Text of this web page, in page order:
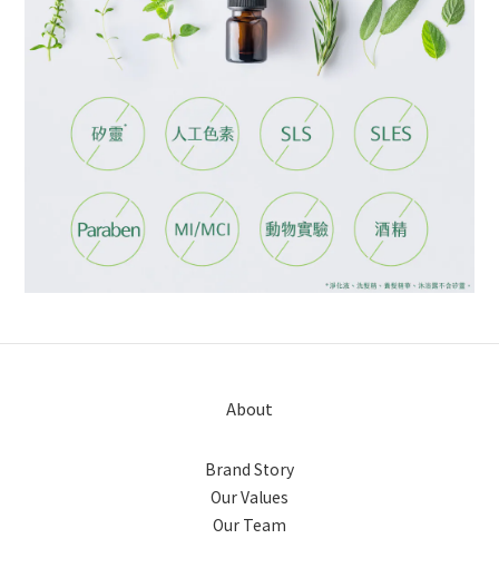
About
Brand Story
Our Values
Our Team